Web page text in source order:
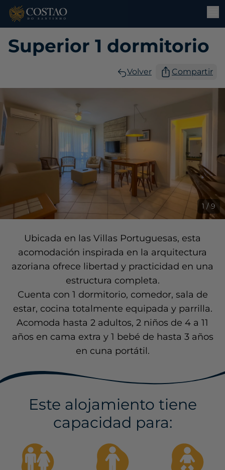
Superior 1 dormitorio
Volver Compartir
1 / 9
Ubicada en las Villas Portuguesas, esta
acomodación inspirada en la arquitectura
azoriana ofrece libertad y practicidad en una
estructura completa.
Cuenta con 1 dormitorio, comedor, sala de
estar, cocina totalmente equipada y parrilla.
Acomoda hasta 2 adultos, 2 niños de 4 a 11
años en cama extra y 1 bebé de hasta 3 años
en cuna portátil.
Este alojamiento tiene
capacidad para: